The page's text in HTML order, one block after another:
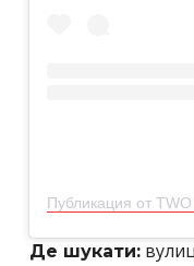
Де шукати: